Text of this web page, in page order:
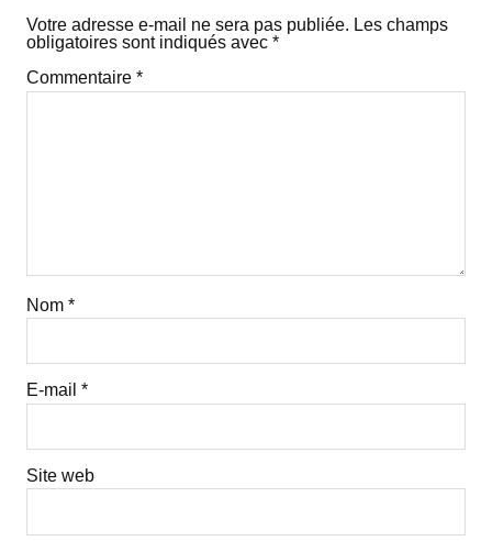
Votre adresse e-mail ne sera pas publiée. Les champs
obligatoires sont indiqués avec *
Commentaire *
Nom *
E-mail *
Site web